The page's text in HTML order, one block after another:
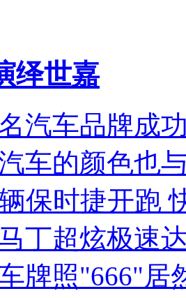
绎世嘉
汽车品牌成
车的颜色也
保时捷开跑
丁超炫极速
牌照"666"居